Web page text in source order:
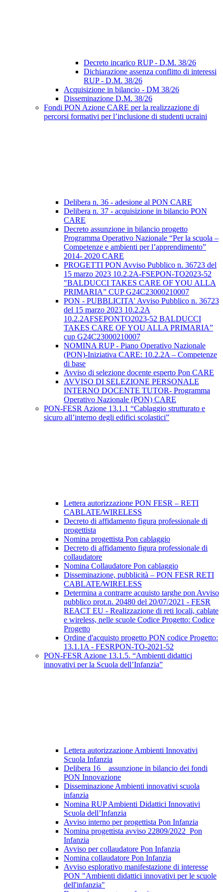
Decreto incarico RUP - D.M. 38/26
Dichiarazione assenza conflitto di interessi
RUP - D.M. 38/26
Acquisizione in bilancio - DM 38/26
Disseminazione D.M. 38/26
Fondi PON Azione CARE per la realizzazione di
percorsi formativi per l’inclusione di studenti ucraini
Delibera n. 36 - adesione al PON CARE
Delibera n. 37 - acquisizione in bilancio PON
CARE
Decreto assunzione in bilancio progetto
Programma Operativo Nazionale “Per la scuola –
Competenze e ambienti per l’apprendimento”
2014- 2020 CARE
PROGETTI PON Avviso Pubblico n. 36723 del
15 marzo 2023 10.2.2A-FSEPON-TO2023-52
"BALDUCCI TAKES CARE OF YOU ALLA
PRIMARIA” CUP G24C23000210007
PON - PUBBLICITA' Avviso Pubblico n. 36723
del 15 marzo 2023 10.2.2A
10.2.2AFSEPONTO2023-52 BALDUCCI
TAKES CARE OF YOU ALLA PRIMARIA”
cup G24C23000210007
NOMINA RUP - Piano Operativo Nazionale
(PON)-Iniziativa CARE: 10.2.2A – Competenze
di base
Avviso di selezione docente esperto Pon CARE
AVVISO DI SELEZIONE PERSONALE
INTERNO DOCENTE TUTOR- Programma
Operativo Nazionale (PON) CARE
PON-FESR Azione 13.1.1 “Cablaggio strutturato e
sicuro all’interno degli edifici scolastici”
Lettera autorizzazione PON FESR – RETI
CABLATE/WIRELESS
Decreto di affidamento figura professionale di
progettista
Nomina progettista Pon cablaggio
Decreto di affidamento figura professionale di
collaudatore
Nomina Collaudatore Pon cablaggio
Disseminazione, pubblicità – PON FESR RETI
CABLATE/WIRELESS
Determina a contrarre acquisto targhe pon Avviso
pubblico prot.n. 20480 del 20/07/2021 - FESR
REACT EU - Realizzazione di reti locali, cablate
e wireless, nelle scuole Codice Progetto: Codice
Progetto
Ordine d'acquisto progetto PON codice Progetto:
13.1.1A - FESRPON-TO-2021-52
PON-FESR Azione 13.1.5. “Ambienti didattici
innovativi per la Scuola dell’Infanzia”
Lettera autorizzazione Ambienti Innovativi
Scuola Infanzia
Delibera 16 _ assunzione in bilancio dei fondi
PON Innovazione
Disseminazione Ambienti innovativi scuola
infanzia
Nomina RUP Ambienti Didattici Innovativi
Scuola dell’Infanzia
Avviso interno per progettista Pon Infanzia
Nomina progettista avviso 22809/2022_Pon
Infanzia
Avviso per collaudatore Pon Infanzia
Nomina collaudatore Pon Infanzia
Avviso esplorativo manifestazione di interesse
PON "Ambienti didattici innovativi per le scuole
dell'infanzia"